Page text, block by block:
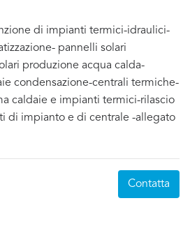
di impianti termici-idraulici-
pannelli solari
produzione acqua calda-
condensazione-centrali termiche-
caldaie e impianti termici-rilascio
di impianto e di centrale -allegato
Contatta